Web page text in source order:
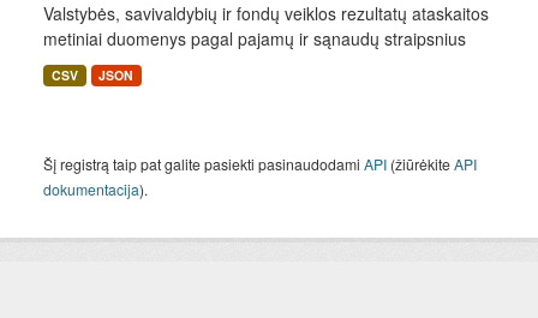
Valstybės, savivaldybių ir fondų veiklos rezultatų ataskaitos
metiniai duomenys pagal pajamų ir sąnaudų straipsnius
CSV JSON
Šį registrą taip pat galite pasiekti pasinaudodami API (žiūrėkiteAPI
dokumentacija).